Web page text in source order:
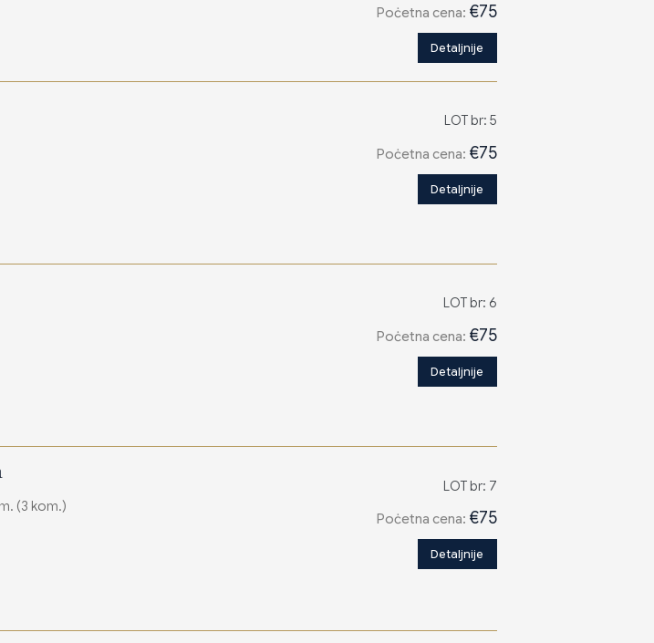
Poċetna cena: €75
Detaljnije
LOT br: 5
Poċetna cena: €75
Detaljnije
LOT br: 6
Poċetna cena: €75
Detaljnije
(3 kom.)
LOT br: 7
Poċetna cena: €75
Detaljnije